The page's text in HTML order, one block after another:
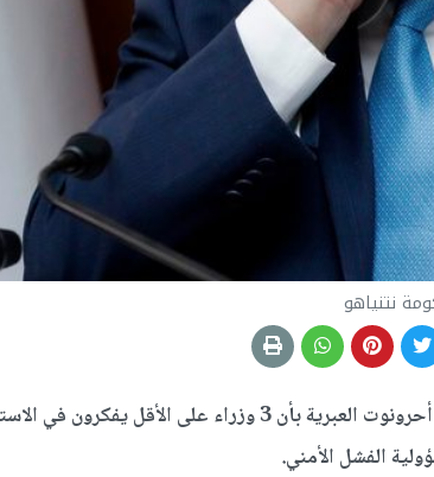
نتنياهو
أفادت صحيفة يديعوت أحرونوت العبرية بأن 3 وزراء على الأقل يفكرون في
الفشل الأمني.